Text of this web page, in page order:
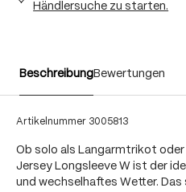
Händlersuche zu starten.
BeschreibungBewertungen
Artikelnummer 3005813
Ob solo als Langarmtrikot oder
Jersey Longsleeve W ist der
und wechselhaftes Wetter.